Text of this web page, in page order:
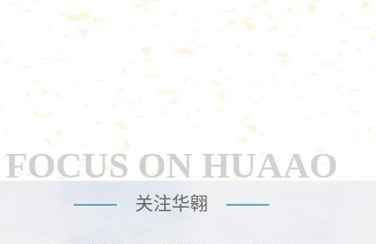
FOCUS ON HUAAO
关注华翱